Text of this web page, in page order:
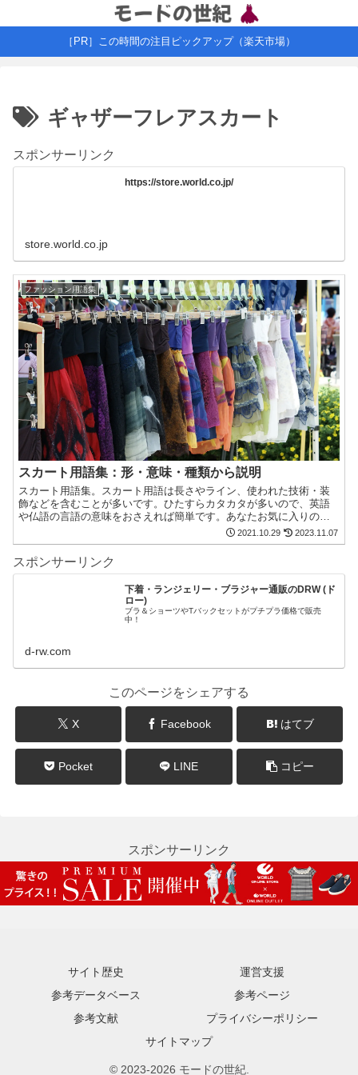
［PR］この時間の注目ピックアップ（楽天市場）
ギャザーフレアスカート
スポンサーリンク
https://store.world.co.jp/
store.world.co.jp
ファッション用語集
スカート用語集：形・意味・種類から説明
スカート用語集。スカート用語は長さやライン、使われた技術・装
飾などを含むことが多いです。ひたすらカタカタが多いので、英語
や仏語の言語の意味をおさえれば簡単です。あなたお気に入りの特
2021.10.29 2023.11.07
スポンサーリンク
下着・ランジェリー・ブラジャー通販のDRW (ド
ロー)
ブラ＆ショーツやTバックセットがプチプラ価格で販売
中！
d-rw.com
このページをシェアする
X Facebook はてブ
Pocket LINE コピー
スポンサーリンク
サイト歴史
運営支援
参考データベース
参考ページ
参考文献
プライバシーポリシー
サイトマップ
© 2023-2026 モードの世紀.